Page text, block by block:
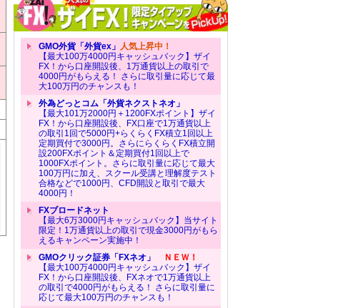
GMO外貨「外貨ex」 人気上昇中！
【最大100万4000円キャッシュバック】ザイ
FX！から口座開設後、1万通貨以上の取引で
4000円がもらえる！ さらに取引量に応じて最
大100万円のチャンスも！
外為どっとコム「外貨ネクストネオ」
【最大101万2000円＋1200FXポイント】ザイ
FX！から口座開設後、FX口座で1万通貨以上
の取引1回で5000円+らくらくFX積立1回以上
定期買付で3000円。さらにらくらくFX積立開
設200FXポイント＆定期買付1回以上で
1000FXポイント。さらに取引量に応じて最大
100万円に加え、スクール受講と理解度テスト
合格などで1000円、CFD開設と取引で最大
4000円！
FXブロードネット
【最大6万3000円キャッシュバック】当サイト
限定！1万通貨以上の取引で現金3000円がもら
えるキャンペーン実施中！
GMOクリック証券「FXネオ」
ＮＥＷ！
【最大100万4000円キャッシュバック】ザイ
FX！から口座開設後、FXネオで1万通貨以上
の取引で4000円がもらえる！ さらに取引量に
応じて最大100万円のチャンスも！